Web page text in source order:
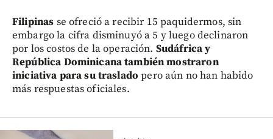
Filipinas se ofreció a recibir 15 paquidermos, sin
embargo la cifra disminuyó a 5 y luego declinaron
por los costos de la operación. Sudáfrica y
República Dominicana también mostraron
iniciativa para su traslado pero aún no han habido
más respuestas oficiales.